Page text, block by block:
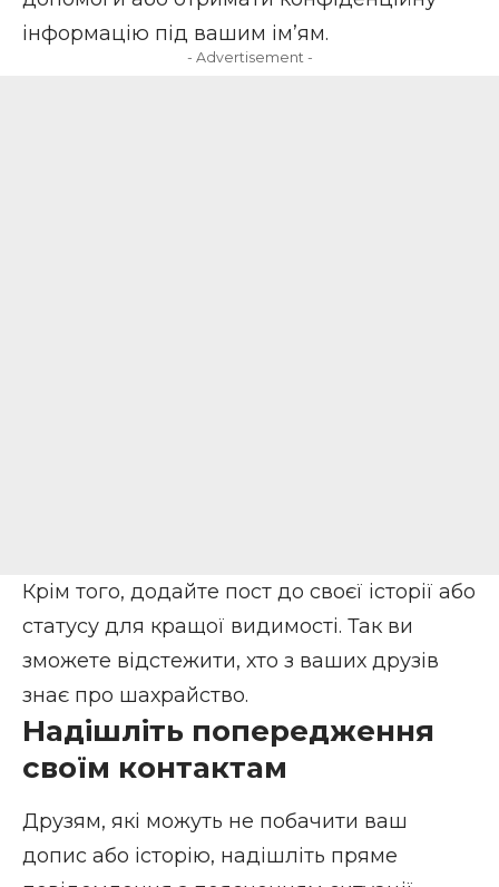
інформацію під вашим ім’ям.
- Advertisement -
Крім того, додайте пост до своєї історії або
статусу для кращої видимості. Так ви
зможете відстежити, хто з ваших друзів
знає про шахрайство.
Надішліть попередження
своїм контактам
Друзям, які можуть не побачити ваш
допис або історію, надішліть пряме